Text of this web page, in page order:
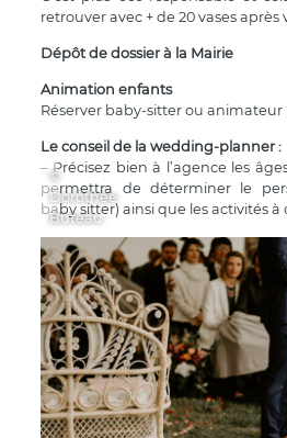
retrouver avec + de 20 vases
Dépôt de dossier à la Mairie
Animation enfants
Réserver baby-sitter ou animateur
Le conseil de la wedding-planner :
– Précisez bien à l’agence les
permettra de déterminer le
baby sitter) ainsi que les activités à
©
Dorothée
Buteau